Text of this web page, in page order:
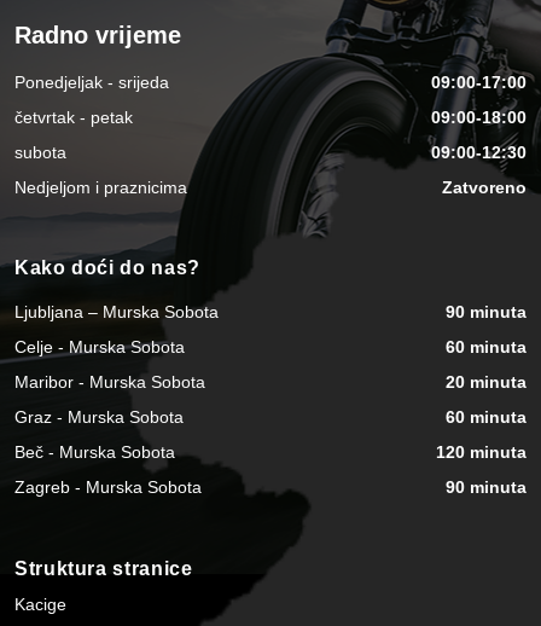
Radno vrijeme
Ponedjeljak - srijeda
09:00-17:00
četvrtak - petak
09:00-18:00
subota
09:00-12:30
Nedjeljom i praznicima
Zatvoreno
Kako doći do nas?
Ljubljana – Murska Sobota
90 minuta
Celje - Murska Sobota
60 minuta
Maribor - Murska Sobota
20 minuta
Graz - Murska Sobota
60 minuta
Beč - Murska Sobota
120 minuta
Zagreb - Murska Sobota
90 minuta
Struktura stranice
Kacige